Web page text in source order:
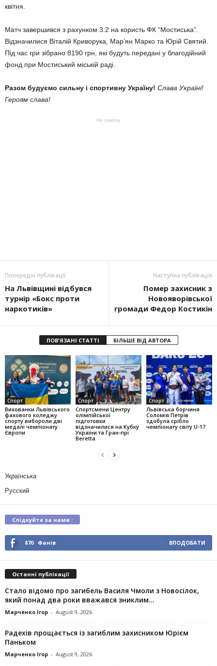
квітня.
Матч завершився з рахунком 3:2 на користь ФК “Мостиська”.
Відзначилися Віталій Криворука, Мар’ян Марко та Юрій Святий.
Під час гри зібрано 8190 грн, які будуть передані у благодійний
фонд при Мостиський міській раді.
Разом будуємо сильну і спортивну Україну! Слава Україні!
Героям слава!
На замітку
Попередні публікації
На Львівщині відбувся
турнір «Бокс проти
наркотиків»
Наступна публікація
Помер захисник з
Новояворівської
громади Федор Костикін
ПОВ'ЯЗАНІ СТАТТІ БІЛЬШЕ ВІД АВТОРА
Спорт
Вихованки Львівського
фахового коледжу
спорту вибороли дві
медалі чемпіонату
Європи
Спорт
Спортсмени Центру
олімпійської
підготовки
відзначилися на Кубку
України та Гран-прі
Beretta
Спорт
Львівська борчиня
Соломія Петрів
здобула срібло
чемпіонату світу U-17
Українська
Русский
Слідкуйте за нами :
870 Фанів ВПОДОБАТИ
Останні публікації
Стало відомо про загибель Василя Чмоли з Новосілок,
який понад два роки вважався зниклим...
Марченко Ігор - August 9, 2026
Радехів прощається із загиблим захисником Юрієм
Паньком
Марченко Ігор - August 9, 2026